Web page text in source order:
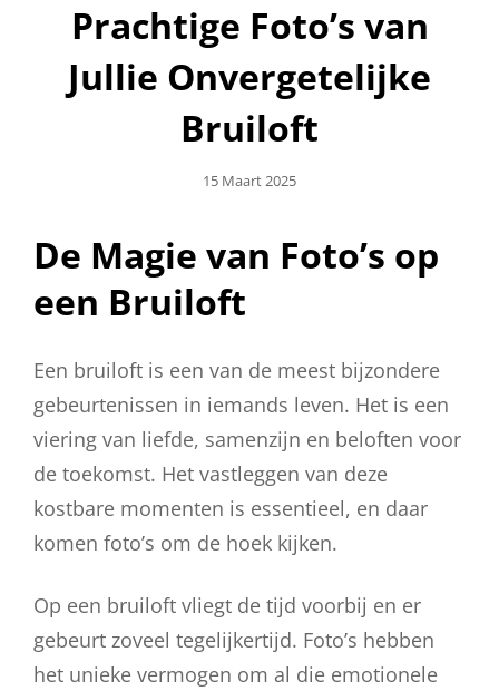
Prachtige Foto’s van
Jullie Onvergetelijke
Bruiloft
Geplaatst
15 Maart 2025
De Magie van Foto’s op
een Bruiloft
Een bruiloft is een van de meest bijzondere
gebeurtenissen in iemands leven. Het is een
viering van liefde, samenzijn en beloften voor
de toekomst. Het vastleggen van deze
kostbare momenten is essentieel, en daar
komen foto’s om de hoek kijken.
Op een bruiloft vliegt de tijd voorbij en er
gebeurt zoveel tegelijkertijd. Foto’s hebben
het unieke vermogen om al die emotionele